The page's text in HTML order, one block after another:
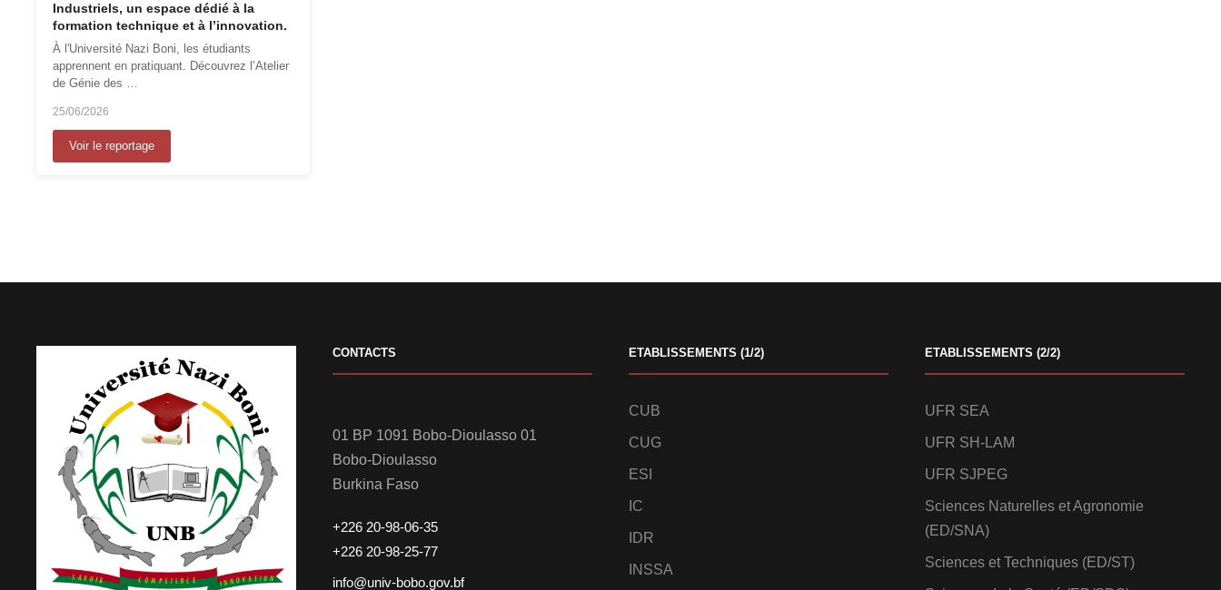
Industriels, un espace dédié à la
formation technique et à l’innovation.
À l'Université Nazi Boni, les étudiants
apprennent en pratiquant. Découvrez l’Atelier
de Génie des …
25/06/2026
Voir le reportage
CONTACTS
01 BP 1091 Bobo-Dioulasso 01
Bobo-Dioulasso
Burkina Faso
+226 20-98-06-35
+226 20-98-25-77
info@univ-bobo.gov.bf
ETABLISSEMENTS (1/2)
CUB
CUG
ESI
IC
IDR
INSSA
ETABLISSEMENTS (2/2)
UFR SEA
UFR SH-LAM
UFR SJPEG
Sciences Naturelles et Agronomie
(ED/SNA)
Sciences et Techniques (ED/ST)